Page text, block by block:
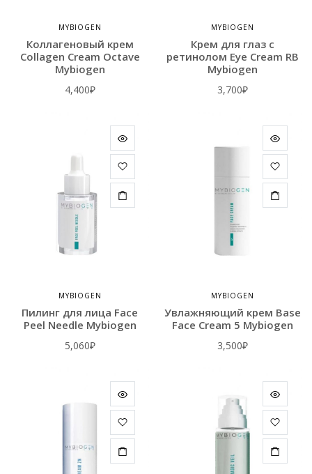
MYBIOGEN
Коллагеновый крем
Collagen Cream Octave
Mybiogen
4,400₽
MYBIOGEN
Крем для глаз с
ретинолом Eye Сream RB
Mybiogen
3,700₽
MYBIOGEN
Пилинг для лица Face
Peel Needle Mybiogen
5,060₽
MYBIOGEN
Увлажняющий крем Base
Face Cream 5 Mybiogen
3,500₽